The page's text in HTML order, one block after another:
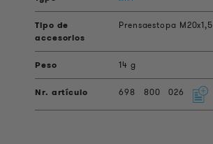
Prensaestopa M20x1,5
14 g
698 800 026